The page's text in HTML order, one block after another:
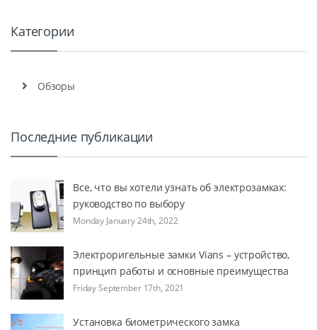
Категории
Обзоры
Последние публикации
Все, что вы хотели узнать об электрозамках:
руководство по выбору
Monday January 24th, 2022
Электроригельные замки Vians – устройство,
принцип работы и основные преимущества
Friday September 17th, 2021
Установка биометрического замка